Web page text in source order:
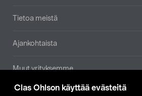
Clas Ohlson käyttää evästeitä
Tietoa meistä
Ajankohtaista
Muut yrityksemme
Etsi myymälä